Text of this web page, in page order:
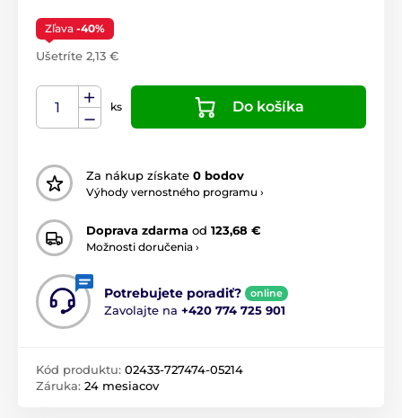
Zľava -40%
Ušetríte 2,13 €
ks Do košíka
Za nákup získate 0 bodov
Výhody vernostného programu ›
Doprava zdarma od 123,68 €
Možnosti doručenia ›
Potrebujete poradiť? online
Zavolajte na +420 774 725 901
Kód produktu: 02433-727474-05214
Záruka: 24 mesiacov